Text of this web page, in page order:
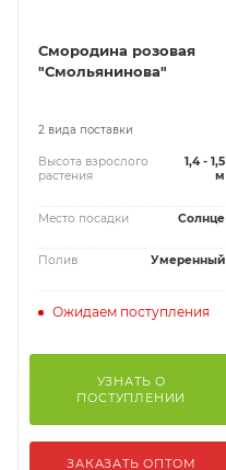
Смородина розовая
"Смольянинова"
2 вида поставки
Высота взрослого
растения
1,4 - 1,5
м
Место посадки Солнце
Полив Умеренный
Ожидаем поступления
УЗНАТЬ О
ПОСТУПЛЕНИИ
ЗАКАЗАТЬ ОПТОМ